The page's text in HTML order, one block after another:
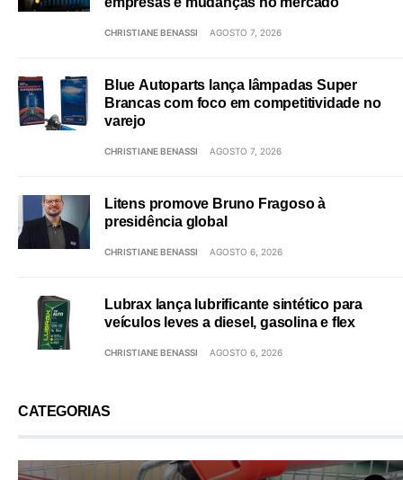
CHRISTIANE BENASSI AGOSTO 7, 2026
Blue Autoparts lança lâmpadas Super
Brancas com foco em competitividade no
varejo
CHRISTIANE BENASSI AGOSTO 7, 2026
Litens promove Bruno Fragoso à
presidência global
CHRISTIANE BENASSI AGOSTO 6, 2026
Lubrax lança lubrificante sintético para
veículos leves a diesel, gasolina e flex
CHRISTIANE BENASSI AGOSTO 6, 2026
CATEGORIAS